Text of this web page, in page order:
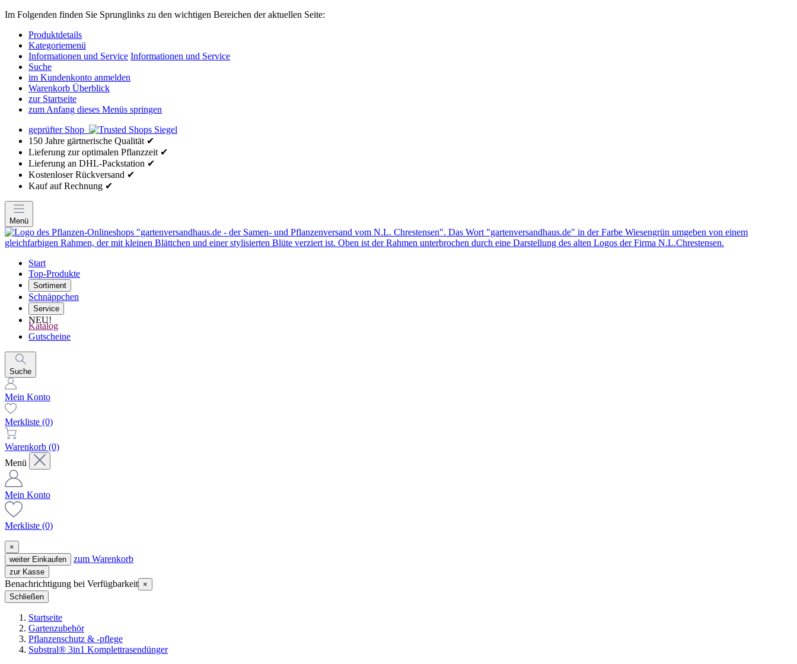
Im Folgenden finden Sie Sprunglinks zu den wichtigen Bereichen der aktuellen Seite:
Produktdetails
Kategoriemenü
Informationen und Service Informationen und Service
Suche
im Kundenkonto anmelden
Warenkorb Überblick
zur Startseite
zum Anfang dieses Menüs springen
geprüfter Shop
150 Jahre gärtnerische Qualität ✔
Lieferung zur optimalen Pflanzzeit ✔
Lieferung an DHL-Packstation ✔
Kostenloser Rückversand ✔
Kauf auf Rechnung ✔
Menü
Start
Top-Produkte
Sortiment
Schnäppchen
Service
NEU!
Katalog
Gutscheine
Suche
Mein Konto
Merkliste (0)
Warenkorb (0)
Menü
Mein Konto
Merkliste (0)
×
weiter Einkaufen
zum Warenkorb
zur Kasse
Benachrichtigung bei Verfügbarkeit ×
Schließen
Startseite
Gartenzubehör
Pflanzenschutz & -pflege
Substral® 3in1 Komplettrasendünger